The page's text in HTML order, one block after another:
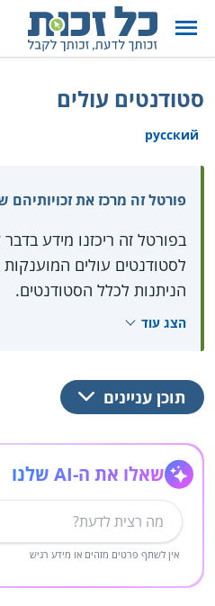
סטודנטים עולים
русский
פורטל זה מרכז את זכויותיהם
בפורטל זה ריכזנו מידע בדבר
לסטודנטים עולים המוענקות
הניתנות לכלל הסטודנטים.
למידע מורחב על זכויות
הצג עוד
תוכן עניינים
שאלו את ה-AI שלנו
אין לשתף פרטים מזהים או מידע רגיש